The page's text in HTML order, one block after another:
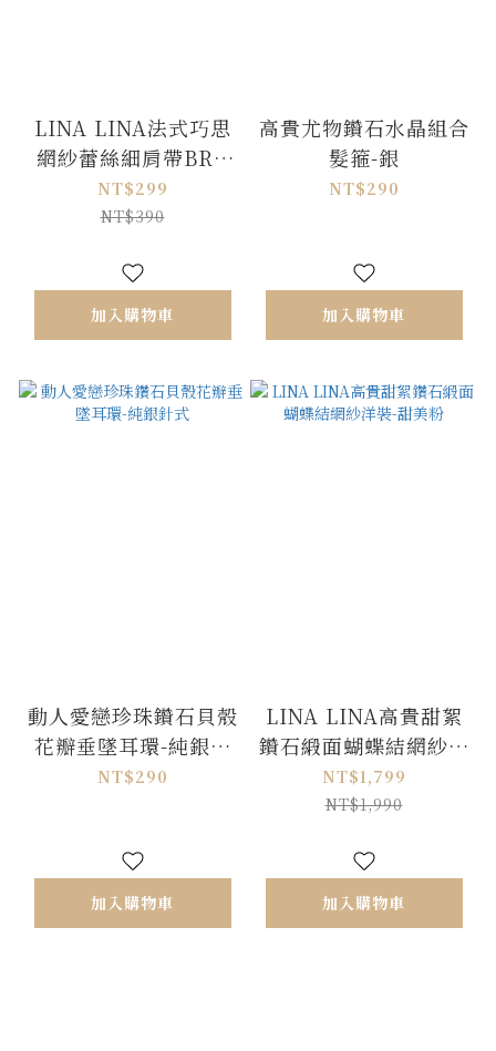
LINA LINA法式巧思
網紗蕾絲細肩帶BRA
TOP-夜幕黑
NT$299
NT$390
加入購物車
高貴尤物鑽石水晶組合
髮箍-銀
NT$290
加入購物車
動人愛戀珍珠鑽石貝殼
花瓣垂墜耳環-純銀針
式
NT$290
加入購物車
LINA LINA高貴甜絮
鑽石緞面蝴蝶結網紗洋
裝-甜美粉
NT$1,799
NT$1,990
加入購物車